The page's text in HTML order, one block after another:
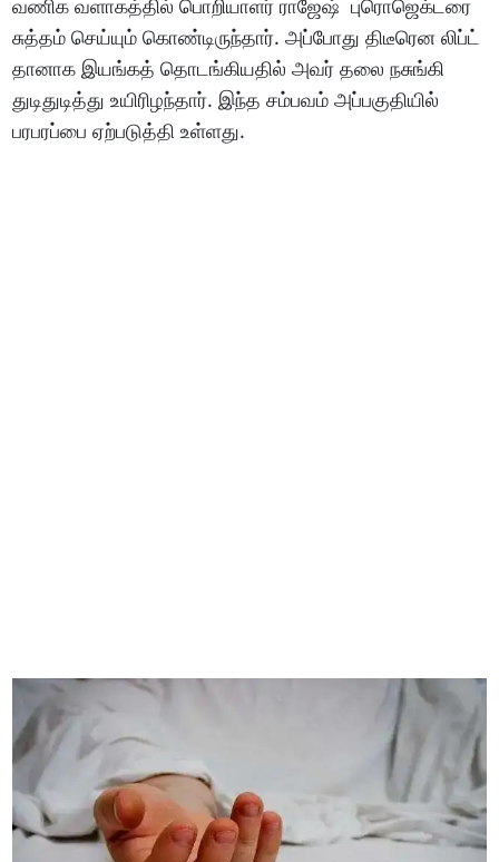
வணிக வளாகத்தில் பொறியாளர் ராஜேஷ் புரொஜெக்டரை
சுத்தம் செய்யும் கொண்டிருந்தார். அப்போது திடீரென லிப்ட்
தானாக இயங்கத் தொடங்கியதில் அவர் தலை நசுங்கி
துடிதுடித்து உயிரிழந்தார். இந்த சம்பவம் அப்பகுதியில்
பரபரப்பை ஏற்படுத்தி உள்ளது.